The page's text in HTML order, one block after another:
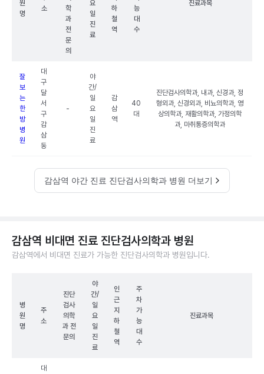
원
명
소
학
과
전
문
의
요
일
진
료
하
철
역
능
대
수
진료과목
잘
보
는
한
방
병
원
대
구
달
서
구
감
삼
동
-
야
간/
일
요
일
진
료
감
삼
역
40
대
진단검사의학과, 내과, 신경과, 정
형외과, 신경외과, 비뇨의학과, 영
상의학과, 재활의학과, 가정의학
과, 마취통증의학과
감삼역 야간 진료 진단검사의학과 병원 더보기
감삼역 비대면 진료 진단검사의학과 병원
감삼역에서 비대면 진료가 가능한 진단검사의학과 병원입니다.
병
원
명
주
소
진단
검사
의학
과 전
문의
야
간/
일
요
일
진
료
인
근
지
하
철
역
주
차
가
능
대
수
진료과목
대